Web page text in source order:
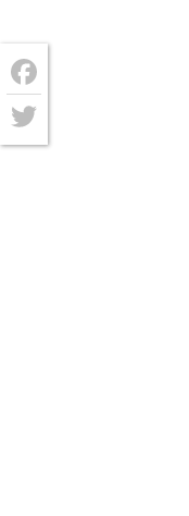
Facebook
Twitter